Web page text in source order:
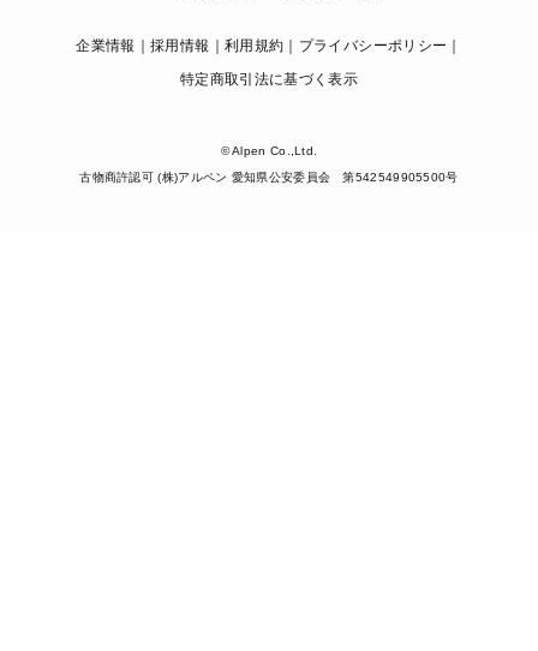
企業情報 採用情報 利用規約
プライバシーポリシー
特定商取引法に基づく表示
© Alpen Co.,Ltd.
古物商許認可 (株)アルペン 愛知県公安委員会 第542549905500号